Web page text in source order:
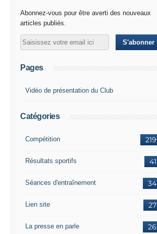
Abonnez-vous pour être averti des nouveaux
articles publiés.
Pages
Vidéo de présentation du Club
Catégories
219
Compétition
41
Résultats sportifs
34
Séances d'entraînement
27
Lien site
26
La presse en parle